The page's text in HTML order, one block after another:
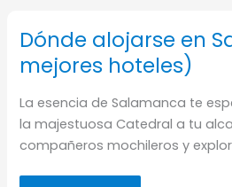
Dónde alojarse en
mejores hoteles)
La esencia de Salamanca te
la majestuosa Catedral a tu
compañeros mochileros y